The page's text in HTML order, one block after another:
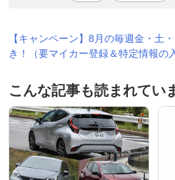
【キャンペーン】8月の毎週金・土
き！（要マイカー登録＆特定情報の
こんな記事も読まれてい